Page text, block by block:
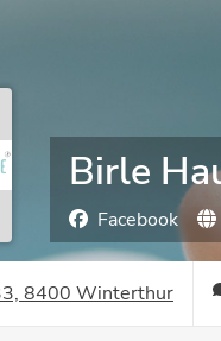
Birle
Facebook
8400 Winterthur